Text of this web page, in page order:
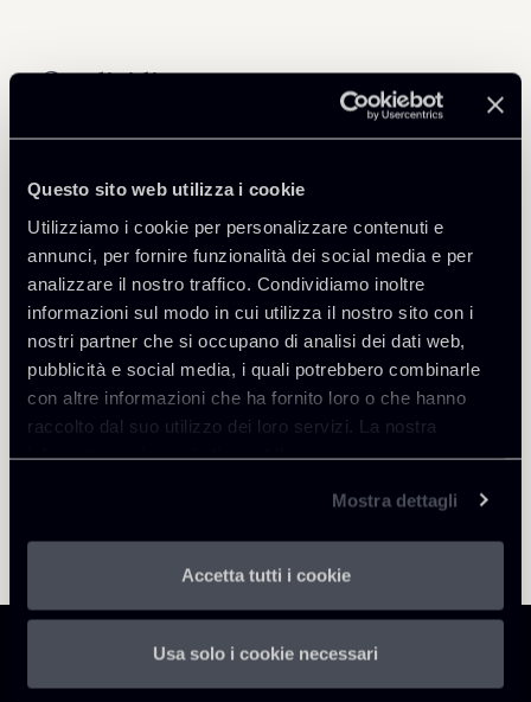
Questo sito web utilizza i cookie
Utilizziamo i cookie per personalizzare contenuti e
annunci, per fornire funzionalità dei social media e per
analizzare il nostro traffico. Condividiamo inoltre
informazioni sul modo in cui utilizza il nostro sito con i
nostri partner che si occupano di analisi dei dati web,
pubblicità e social media, i quali potrebbero combinarle
con altre informazioni che ha fornito loro o che hanno
raccolto dal suo utilizzo dei loro servizi. La nostra
informativa privacy è disponibilequi.
Mostra dettagli
Accetta tutti i cookie
Usa solo i cookie necessari
Condividi
Torna agli Insights